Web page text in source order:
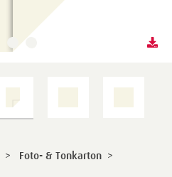
> Foto- & Tonkarton >